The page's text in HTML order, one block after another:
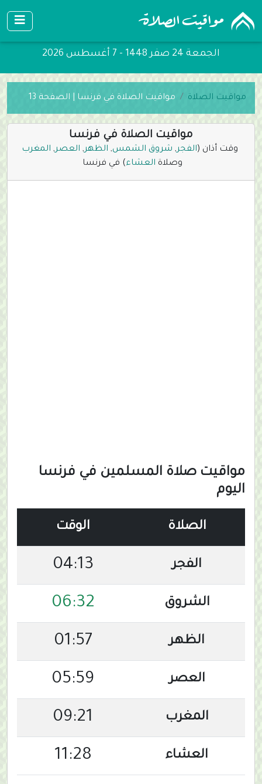
الجمعة 24 صفر 1448 - 7 أغسطس 2026
مواقيت الصلاة مواقيت الصلاة في فرنسا | الصفحة 13
مواقيت الصلاة في فرنسا
وقت أذان (الفجر, شروق الشمس, الظهر, العصر, المغرب
وصلاة العشاء) في فرنسا
مواقيت صلاة المسلمين في فرنسا
اليوم
الصلاة الوقت
الفجر 04:13
الشروق 06:32
الظهر 01:57
العصر 05:59
المغرب 09:21
العشاء 11:28